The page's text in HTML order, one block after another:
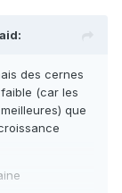
des cernes
(car les
que